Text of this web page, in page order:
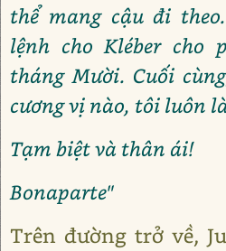
thể mang cậu đi
lệnh cho Kléber cho
tháng Mười. Cuối
cương vị nào, tôi luôn
Tạm biệt và thân ái!
Bonaparte"
Trên đường trở về,